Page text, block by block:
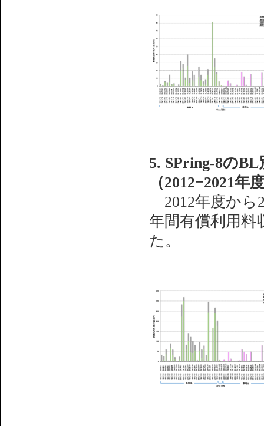
5. SPring-8の
（2012−2021年
2012年度から
年間有償利用料
た。